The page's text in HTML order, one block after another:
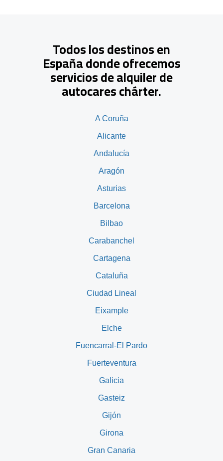
Todos los destinos en
España donde ofrecemos
servicios de alquiler de
autocares chárter.
A Coruña
Alicante
Andalucía
Aragón
Asturias
Barcelona
Bilbao
Carabanchel
Cartagena
Cataluña
Ciudad Lineal
Eixample
Elche
Fuencarral-El Pardo
Fuerteventura
Galicia
Gasteiz
Gijón
Girona
Gran Canaria